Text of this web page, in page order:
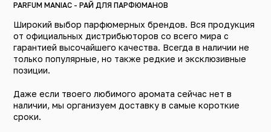
PARFUM MANIAC - РАЙ ДЛЯ ПАРФЮМАНОВ
Широкий выбор парфюмерных брендов. Вся продукция
от официальных дистрибьюторов со всего мира с
гарантией высочайшего качества. Всегда в наличии не
только популярные, но также редкие и эксклюзивные
позиции.
Даже если твоего любимого аромата сейчас нет в
наличии, мы организуем доставку в самые короткие
сроки.